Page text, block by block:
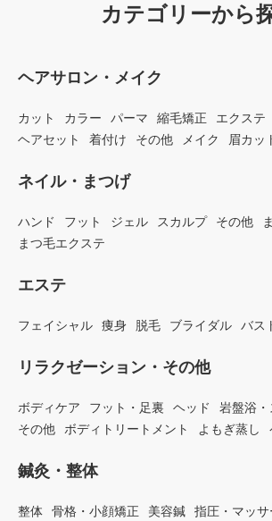
カテゴリーから
ヘアサロン・メイク
カット カラー パーマ 縮毛矯正 エクステ
ヘアセット
着付け その他 メイク 眉カッ
ネイル・まつげ
ハンド フット ジェル スカルプ その他
まつ毛エクステ
エステ
フェイシャル 痩身 脱毛 ブライダル バス
リラクゼーション・その他
ボディケア フット・足裏 ヘッド 岩盤浴・
その他
ボディトリートメント よもぎ蒸し
鍼灸・整体
整体 骨格・小顔矯正 美容鍼 指圧・マッサ